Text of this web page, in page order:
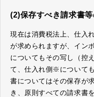
(2)保存すべき請求書
現在は消費税法上、仕入
が求められますが、イン
についてもその写し（控
て、仕入れ側※について
書についてはその保存が
き、原則すべての請求書